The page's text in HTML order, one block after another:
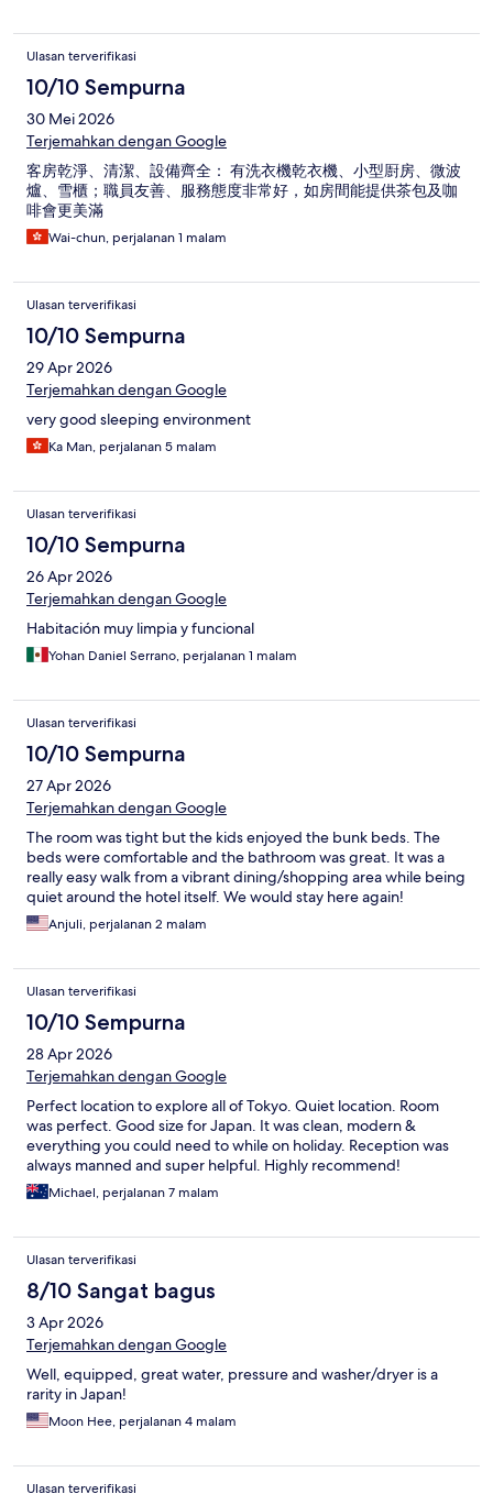
Ulasan terverifikasi
10/10 Sempurna
30 Mei 2026
Terjemahkan dengan Google
客房乾淨、清潔、設備齊全： 有洗衣機乾衣機、小型㕑房、微波
爐、雪櫃；職員友善、服務態度非常好，如房間能提供茶包及咖
啡會更美滿
Wai-chun, perjalanan 1 malam
Ulasan terverifikasi
10/10 Sempurna
29 Apr 2026
Terjemahkan dengan Google
very good sleeping environment
Ka Man, perjalanan 5 malam
Ulasan terverifikasi
10/10 Sempurna
26 Apr 2026
Terjemahkan dengan Google
Habitación muy limpia y funcional
Yohan Daniel Serrano, perjalanan 1 malam
Ulasan terverifikasi
10/10 Sempurna
27 Apr 2026
Terjemahkan dengan Google
The room was tight but the kids enjoyed the bunk beds. The
beds were comfortable and the bathroom was great. It was a
really easy walk from a vibrant dining/shopping area while being
quiet around the hotel itself. We would stay here again!
Anjuli, perjalanan 2 malam
Ulasan terverifikasi
10/10 Sempurna
28 Apr 2026
Terjemahkan dengan Google
Perfect location to explore all of Tokyo. Quiet location. Room
was perfect. Good size for Japan. It was clean, modern &
everything you could need to while on holiday. Reception was
always manned and super helpful. Highly recommend!
Michael, perjalanan 7 malam
Ulasan terverifikasi
8/10 Sangat bagus
3 Apr 2026
Terjemahkan dengan Google
Well, equipped, great water, pressure and washer/dryer is a
rarity in Japan!
Moon Hee, perjalanan 4 malam
Ulasan terverifikasi